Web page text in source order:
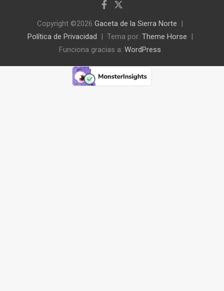
Copyright ©2026 Gaceta de la Sierra Norte
Política de Privacidad
Tema por: Theme Horse
Funciona gracias a: WordPress